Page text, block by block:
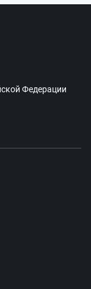
Федерации